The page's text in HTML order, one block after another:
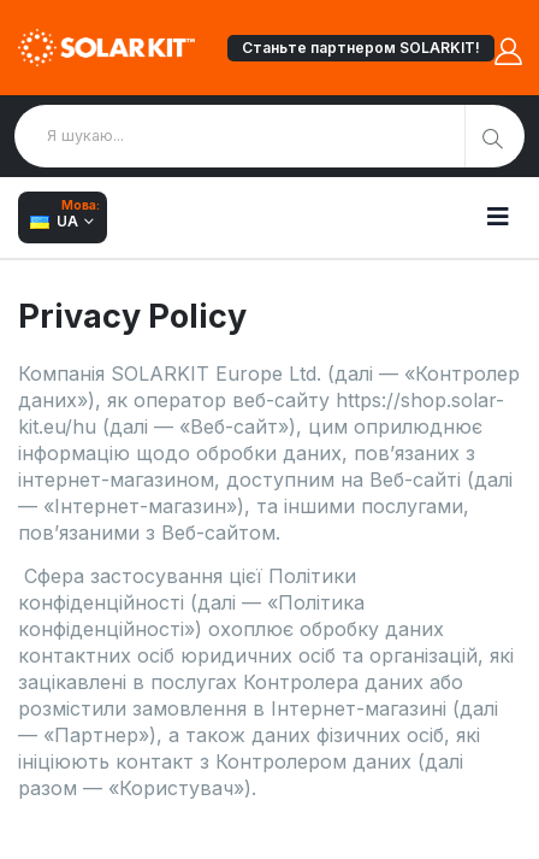
Станьте партнером SOLARKIT!
Мова:
UA
Privacy Policy
Компанія SOLARKIT Europe Ltd. (далі — «Контролер
даних»), як оператор веб-сайту https://shop.solar-
kit.eu/hu (далі — «Веб-сайт»), цим оприлюднює
інформацію щодо обробки даних, пов’язаних з
інтернет-магазином, доступним на Веб-сайті (далі
— «Інтернет-магазин»), та іншими послугами,
пов’язаними з Веб-сайтом.
Сфера застосування цієї Політики
конфіденційності (далі — «Політика
конфіденційності») охоплює обробку даних
контактних осіб юридичних осіб та організацій, які
зацікавлені в послугах Контролера даних або
розмістили замовлення в Інтернет-магазині (далі
— «Партнер»), а також даних фізичних осіб, які
ініціюють контакт з Контролером даних (далі
разом — «Користувач»).